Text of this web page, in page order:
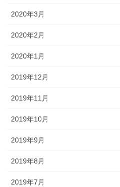
2020年3月
2020年2月
2020年1月
2019年12月
2019年11月
2019年10月
2019年9月
2019年8月
2019年7月